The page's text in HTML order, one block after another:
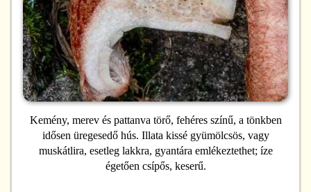
Kemény, merev és pattanva törő, fehéres színű, a tönkben
idősen üregesedő hús. Illata kissé gyümölcsös, vagy
muskátlira, esetleg lakkra, gyantára emlékeztethet; íze
égetően csípős, keserű.